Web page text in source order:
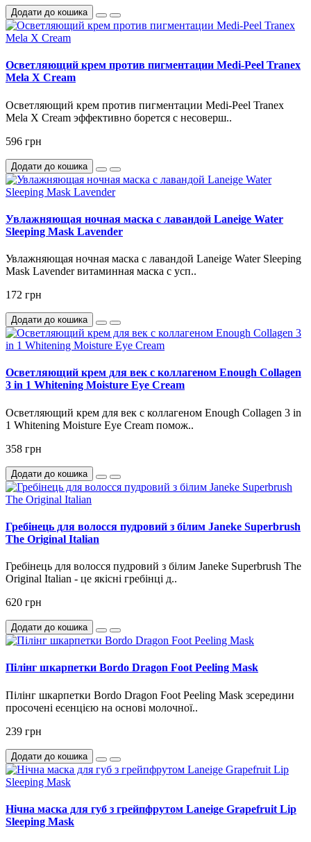
Додати до кошика
Осветляющий крем против пигментации Medi-Peel Tranex
Mela X Cream
Осветляющий крем против пигментации Medi-Peel Tranex
Mela X Cream эффективно борется с несоверш..
596 грн
Додати до кошика
Увлажняющая ночная маска с лавандой Laneige Water
Sleeping Mask Lavender
Увлажняющая ночная маска с лавандой Laneige Water Sleeping
Mask Lavender витаминная маска с усп..
172 грн
Додати до кошика
Осветляющий крем для век с коллагеном Enough Collagen
3 in 1 Whitening Moisture Eye Cream
Осветляющий крем для век с коллагеном Enough Collagen 3 in
1 Whitening Moisture Eye Cream помож..
358 грн
Додати до кошика
Гребінець для волосся пудровий з білим Janeke Superbrush
The Original Italian
Гребінець для волосся пудровий з білим Janeke Superbrush The
Original Italian - це якісні гребінці д..
620 грн
Додати до кошика
Пілінг шкарпетки Bordo Dragon Foot Peeling Mask
Пілінг шкарпетки Bordo Dragon Foot Peeling Mask зсередини
просочені есенцією на основі молочної..
239 грн
Додати до кошика
Нічна маска для губ з грейпфрутом Laneige Grapefruit Lip
Sleeping Mask